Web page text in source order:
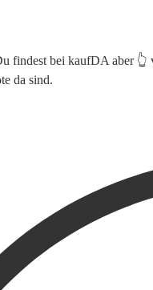
findest bei kaufDA aber 👆
da sind.